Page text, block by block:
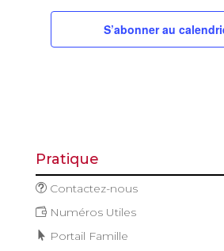
S’abonner au
Pratique
Contactez-nous
Numéros Utiles
Portail Famille